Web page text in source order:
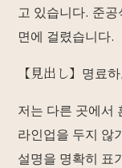
고 있습니다. 준
면에 걸렸습니다.
【見出し】명료
저는 다른 곳에서
라인업을 두지 않
설명을 명확히 표